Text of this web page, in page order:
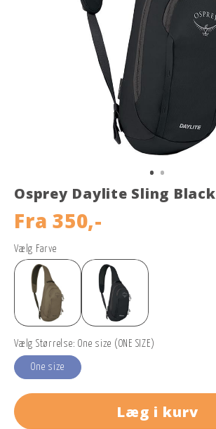
Osprey Daylite Sling Black
Fra 350,-
Vælg Farve
Vælg Størrelse: One size (ONE SIZE)
One size
Læg i kurv